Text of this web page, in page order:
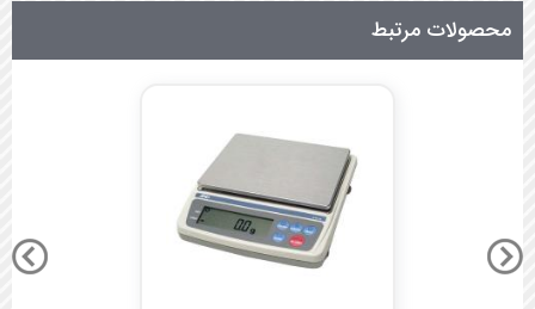
محصولات مرتبط